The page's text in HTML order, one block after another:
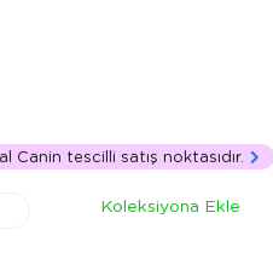
Canin tescilli satış noktasıdır.
Koleksiyona Ekle